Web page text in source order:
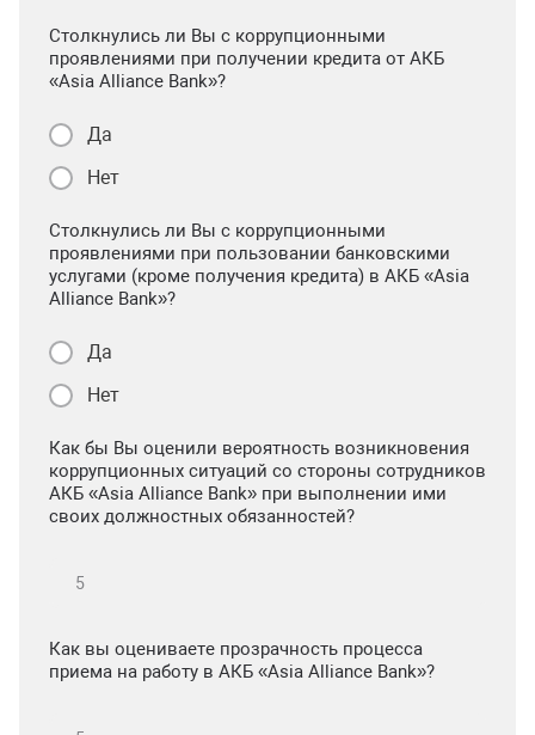
Столкнулись ли Вы с коррупционными
проявлениями при получении кредита от АКБ
«Asia Alliance Bank»?
Да
Нет
Столкнулись ли Вы с коррупционными
проявлениями при пользовании банковскими
услугами (кроме получения кредита) в АКБ «Asia
Alliance Bank»?
Да
Нет
Как бы Вы оценили вероятность возникновения
коррупционных ситуаций со стороны сотрудников
АКБ «Asia Alliance Bank» при выполнении ими
своих должностных обязанностей?
Как вы оцениваете прозрачность процесса
приема на работу в АКБ «Asia Alliance Bank»?